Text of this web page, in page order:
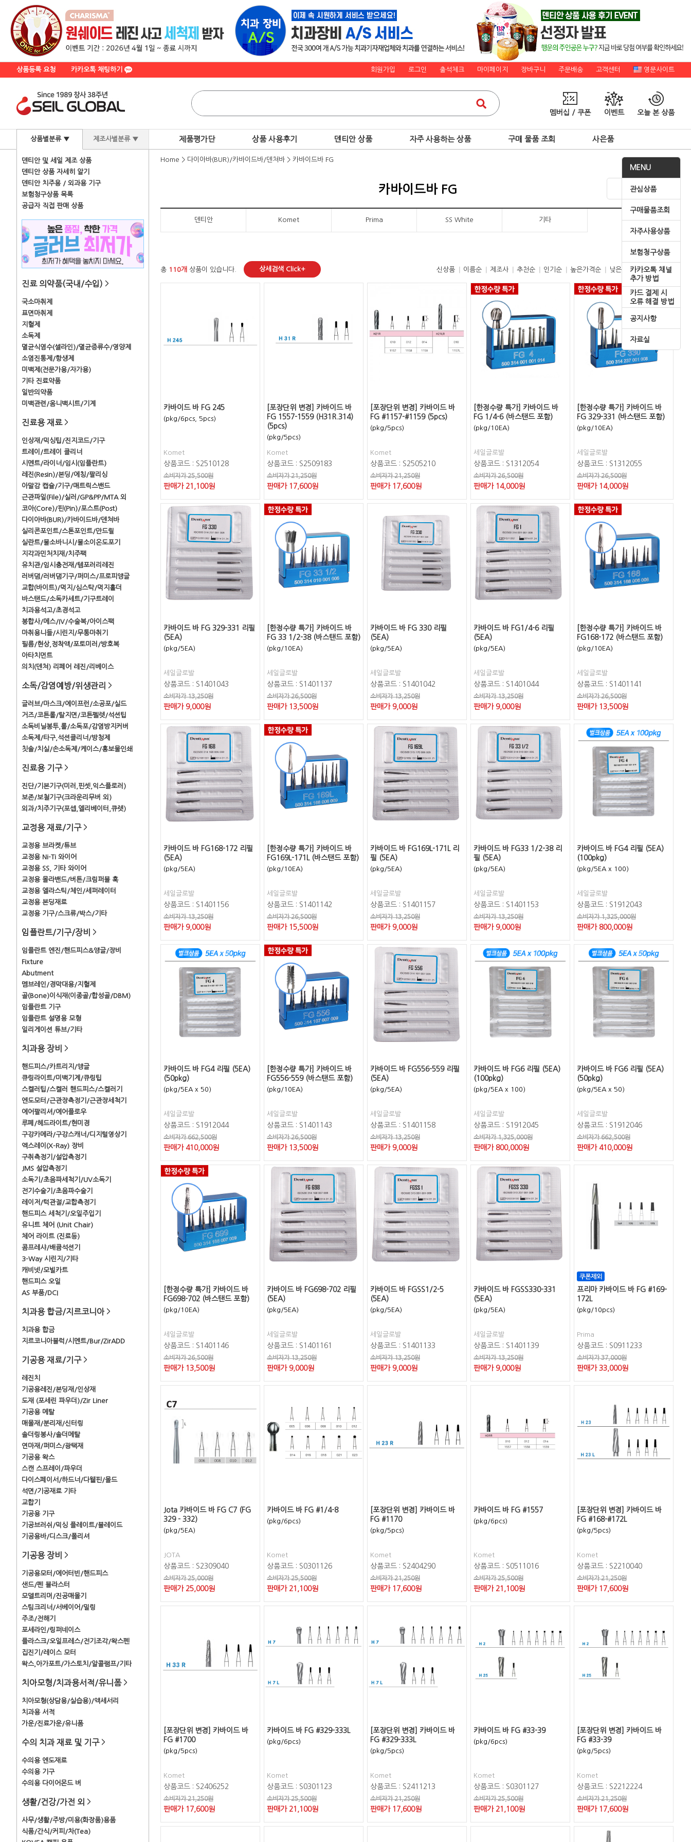
상품등록 요청 카카오톡 채팅하기 회원가입 로그인 출석체크 마이페이지 장바구니 주문배송 고객센터 영문사이트
멤버십 / 쿠폰 이벤트 오늘 본 상품
상품별분류 ▼ 제조사별분류 ▼
덴티안 및 세일 제조 상품
덴티안 상품 자세히 알기
덴티안 치주용 / 외과용 기구
보험청구상품 목록
공급자 직접 판매 상품
진료 의약품(국내/수입) >
국소마취제
표면마취제
지혈제
소독제
멸균식염수(셀라인)/멸균증류수/영양제
소염진통제/항생제
미백제(전문가용/자가용)
기타 진료약품
일반의약품
미백관련/옴니백시트/기계
진료용 재료 >
인상재/믹싱팁/진지코드/기구
트레이/트레이 클리너
시멘트/라이너/임시(임플란트)
레진(Resin)/본딩/에칭/팔리싱
아말감 캡슐/기구/매트릭스밴드
근관파일(File)/실러/GP&PP/MTA 외
코아(Core)/핀(Pin)/포스트(Post)
다이아바(BUR)/카바이드바/덴쳐바
실리콘포인트/스톤포인트/만드릴
실란트/불소바니시/불소이온도포기
지각과민처치재/치주팩
유치관/임시충전재/템포러리레진
러버댐/러버댐기구/퍼미스/프로피앵글
교합(바이트)/먹지/심스탁/먹지홀더
바스탠드/소독카세트/기구트레이
치과용석고/초경석고
봉합사/메스/IV/수술복/아이스팩
마취용니들/시린지/무통마취기
필름/현상,정착액/포토미러/방호복
아타치먼트
의치(덴쳐) 리페어 레진/리베이스
소독/감염예방/위생관리 >
글러브/마스크/에이프런/소공포/실드
거즈/코튼롤/탈지면/코튼펠렛/석션팁
소독비닐봉투,롤/소독포/감염방지커버
소독제/타구,석션클리너/방청제
칫솔/치실/손소독제/케이스/홍보물인쇄
진료용 기구 >
진단/기본기구(미러,핀셋,익스플로러)
보존/보철기구(크라운리무버 외)
외과/치주기구(포셉,엘리베이터,큐렛)
교정용 재료/기구 >
교정용 브라켓/튜브
교정용 Ni-Ti 와이어
교정용 SS, 기타 와이어
교정용 몰라밴드/버튼/크림퍼블 훅
교정용 엘라스틱/체인/세퍼레이터
교정용 본딩재료
교정용 기구/스크류/박스/기타
임플란트/기구/장비 >
임플란트 엔진/핸드피스&앵글/장비
Fixture
Abutment
멤브레인/경막대용/지혈제
골(Bone)이식재(이종골/합성골/DBM)
임플란트 기구
임플란트 설명용 모형
일리게이션 튜브/기타
치과용 장비 >
핸드피스/카트리지/앵글
큐링라이트/미백기계/큐링팁
스켈러팁/스켈러 핸드피스/스켈러기
엔도모터/근관장측정기/근관장세척기
에어팔리셔/에어플로우
루페/헤드라이트/현미경
구강카메라/구강스캐너/디지털영상기
엑스레이(X-Ray) 장비
구취측정기/설압측정기
JMS 설압측정기
소독기/초음파세척기/UV소독기
전기수술기/초음파수술기
레이저/턱관절/교합측정기
핸드피스 세척기/오일주입기
유니트 체어 (Unit Chair)
체어 라이트 (진료등)
콤프레샤/배큠석션기
3-Way 시린지/기타
캐비넷/모빌카트
핸드피스 오일
AS 부품/DCI
치과용 합금/지르코니아 >
치과용 합금
지르코니아블럭/시멘트/Bur/ZirADD
기공용 재료/기구 >
레진치
기공용레진/본딩재/인상재
도재 (포세린 파우더)/Zir Liner
기공용 메탈
매몰재/분리재/신터링
솔더링봉사/솔더메탈
연마재/퍼미스/광택재
기공용 왁스
스캔 스프레이/파우더
다이스페이서/하드너/다웰핀/몰드
석면/기공재료 기타
교합기
기공용 기구
기공브러쉬/믹싱 플레이트/블레이드
기공용바/디스크/폴리셔
기공용 장비 >
기공용모터/에어터빈/핸드피스
샌드/펜 블라스터
모델트리머/진공매몰기
스팀크리너/서베이어/밀링
주조/전해기
포세라인/링퍼네이스
플라스크/오일프레스/전기조각/왁스펜
집진기/레이스 모터
왁스,아가포트/가스토치/알콜램프/기타
치아모형/치과용서적/유니폼 >
치아모형(상담용/실습용)/액세서리
치과용 서적
가운/진료가운/유니폼
수의 치과 재료 및 기구 >
수의용 엔도재료
수의용 기구
수의용 다이어몬드 버
생활/건강/가전 외 >
사무/생활/주방/미용(화장품)용품
식품/간식/커피/차(Tea)
제품평가단 상품 사용후기 덴티안 상품 자주 사용하는 상품 구매 물품 조회 사은품
MENU
관심상품
구매물품조회
자주사용상품
보험청구상품
카카오톡 채널
추가 방법
카드 결제 시
오류 해결 방법
공지사항
자료실
Home > 다이아바(BUR)/카바이드바/덴쳐바 > 카바이드바 FG
카바이드바 FG
덴티안 Komet Prima SS White 기타
총 110개 상품이 있습니다. 상세검색 Click+ 신상품 이름순 제조사 추천순 인기순 높은가격순 낮은가격순
카바이드 바 FG 245
(pkg/6pcs, 5pcs)
Komet
상품코드 : S2510128
소비자가 25,500원
판매가 21,100원
[포장단위 변경] 카바이드 바
FG 1557-1559 (H31R.314)
(5pcs)
(pkg/5pcs)
Komet
상품코드 : S2509183
소비자가 21,250원
판매가 17,600원
[포장단위 변경] 카바이드 바
FG #1157-#1159 (5pcs)
(pkg/5pcs)
Komet
상품코드 : S2505210
소비자가 21,250원
판매가 17,600원
[한정수량 특가] 카바이드 바
FG 1/4-6 (바스탠드 포함)
(pkg/10EA)
세일글로발
상품코드 : S1312054
소비자가 26,500원
판매가 14,000원
[한정수량 특가] 카바이드 바
FG 329-331 (바스탠드 포함)
(pkg/10EA)
세일글로발
상품코드 : S1312055
소비자가 26,500원
판매가 14,000원
카바이드 바 FG 329-331 리필
(5EA)
(pkg/5EA)
세일글로발
상품코드 : S1401043
소비자가 13,250원
판매가 9,000원
[한정수량 특가] 카바이드 바
FG 33 1/2-38 (바스탠드 포함)
(pkg/10EA)
세일글로발
상품코드 : S1401137
소비자가 26,500원
판매가 13,500원
카바이드 바 FG 330 리필
(5EA)
(pkg/5EA)
세일글로발
상품코드 : S1401042
소비자가 13,250원
판매가 9,000원
카바이드 바 FG1/4-6 리필
(5EA)
(pkg/5EA)
세일글로발
상품코드 : S1401044
소비자가 13,250원
판매가 9,000원
[한정수량 특가] 카바이드 바
FG168-172 (바스탠드 포함)
(pkg/10EA)
세일글로발
상품코드 : S1401141
소비자가 26,500원
판매가 13,500원
카바이드 바 FG168-172 리필
(5EA)
(pkg/5EA)
세일글로발
상품코드 : S1401156
소비자가 13,250원
판매가 9,000원
[한정수량 특가] 카바이드 바
FG169L-171L (바스탠드 포함)
(pkg/10EA)
세일글로발
상품코드 : S1401142
소비자가 26,500원
판매가 15,500원
카바이드 바 FG169L-171L 리
필 (5EA)
(pkg/5EA)
세일글로발
상품코드 : S1401157
소비자가 13,250원
판매가 9,000원
카바이드 바 FG33 1/2-38 리
필 (5EA)
(pkg/5EA)
세일글로발
상품코드 : S1401153
소비자가 13,250원
판매가 9,000원
카바이드 바 FG4 리필 (5EA)
(100pkg)
(pkg/5EA x 100)
세일글로발
상품코드 : S1912043
소비자가 1,325,000원
판매가 800,000원
카바이드 바 FG4 리필 (5EA)
(50pkg)
(pkg/5EA x 50)
세일글로발
상품코드 : S1912044
소비자가 662,500원
판매가 410,000원
[한정수량 특가] 카바이드 바
FG556-559 (바스탠드 포함)
(pkg/10EA)
세일글로발
상품코드 : S1401143
소비자가 26,500원
판매가 13,500원
카바이드 바 FG556-559 리필
(5EA)
(pkg/5EA)
세일글로발
상품코드 : S1401158
소비자가 13,250원
판매가 9,000원
카바이드 바 FG6 리필 (5EA)
(100pkg)
(pkg/5EA x 100)
세일글로발
상품코드 : S1912045
소비자가 1,325,000원
판매가 800,000원
카바이드 바 FG6 리필 (5EA)
(50pkg)
(pkg/5EA x 50)
세일글로발
상품코드 : S1912046
소비자가 662,500원
판매가 410,000원
[한정수량 특가] 카바이드 바
FG698-702 (바스탠드 포함)
(pkg/10EA)
세일글로발
상품코드 : S1401146
소비자가 26,500원
판매가 13,500원
카바이드 바 FG698-702 리필
(5EA)
(pkg/5EA)
세일글로발
상품코드 : S1401161
소비자가 13,250원
판매가 9,000원
카바이드 바 FGSS1/2-5
(5EA)
(pkg/5EA)
세일글로발
상품코드 : S1401133
소비자가 13,250원
판매가 9,000원
카바이드 바 FGSS330-331
(5EA)
(pkg/5EA)
세일글로발
상품코드 : S1401139
소비자가 13,250원
판매가 9,000원
프리마 카바이드 바 FG #169-
172L
(pkg/10pcs)
Prima
상품코드 : S0911233
소비자가 37,000원
판매가 33,000원
Jota 카바이드 바 FG C7 (FG
329 - 332)
(pkg/5EA)
JOTA
상품코드 : S2309040
소비자가 25,000원
판매가 25,000원
카바이드 바 FG #1/4-8
(pkg/6pcs)
Komet
상품코드 : S0301126
소비자가 25,500원
판매가 21,100원
[포장단위 변경] 카바이드 바
FG #1170
(pkg/5pcs)
Komet
상품코드 : S2404290
소비자가 21,250원
판매가 17,600원
카바이드 바 FG #1557
(pkg/6pcs)
Komet
상품코드 : S0511016
소비자가 25,500원
판매가 21,100원
[포장단위 변경] 카바이드 바
FG #168-#172L
(pkg/5pcs)
Komet
상품코드 : S2210040
소비자가 21,250원
판매가 17,600원
[포장단위 변경] 카바이드 바
FG #1700
(pkg/5pcs)
Komet
상품코드 : S2406252
소비자가 21,250원
판매가 17,600원
카바이드 바 FG #329-333L
(pkg/6pcs)
Komet
상품코드 : S0301123
소비자가 25,500원
판매가 21,100원
[포장단위 변경] 카바이드 바
FG #329-333L
(pkg/5pcs)
Komet
상품코드 : S2411213
소비자가 21,250원
판매가 17,600원
카바이드 바 FG #33-39
(pkg/6pcs)
Komet
상품코드 : S0301127
소비자가 25,500원
판매가 21,100원
[포장단위 변경] 카바이드 바
FG #33-39
(pkg/5pcs)
Komet
상품코드 : S2212224
소비자가 21,250원
판매가 17,600원